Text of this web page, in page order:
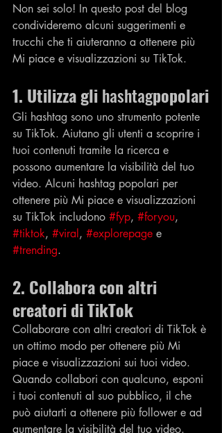
Non sei solo! In questo post del blog
condivideremo alcuni suggerimenti e
trucchi che ti aiuteranno a ottenere più
Mi piace e visualizzazioni su TikTok.
1. Utilizza gli hashtagpopolari
Gli hashtag sono uno strumento potente
su TikTok. Aiutano gli utenti a scoprire i
tuoi contenuti tramite la ricerca e
possono aumentare la visibilità del tuo
video. Alcuni hashtag popolari per
ottenere più Mi piace e visualizzazioni
su TikTok includono #fyp, #foryou,
#tiktok, #viral, #explorepage e
#trending.
2. Collabora con altri
creatori di TikTok
Collaborare con altri creatori di TikTok è
un ottimo modo per ottenere più Mi
piace e visualizzazioni sui tuoi video.
Quando collabori con qualcuno, esponi
i tuoi contenuti al suo pubblico, il che
può aiutarti a ottenere più follower e ad
aumentare la visibilità del tuo video.